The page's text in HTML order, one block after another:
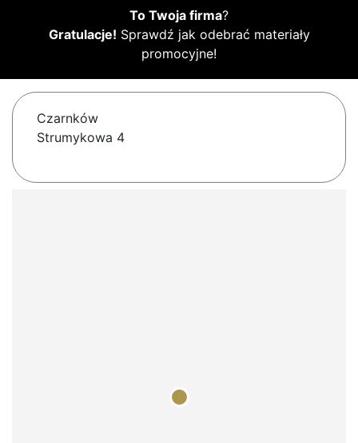
To Twoja firma?
Gratulacje! Sprawdź jak odebrać materiały
promocyjne!
Czarnków
Strumykowa 4